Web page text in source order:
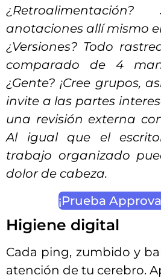
anotaciones allí mismo
¿Versiones? Todo
comparado de 4
¿Gente? ¡Cree grupos,
invite a las partes
una revisión externa
Al igual que el
trabajo organizado
dolor de cabeza.
¡Prueba
Higiene digital
Cada ping, zumbido y
atención de tu cerebro.